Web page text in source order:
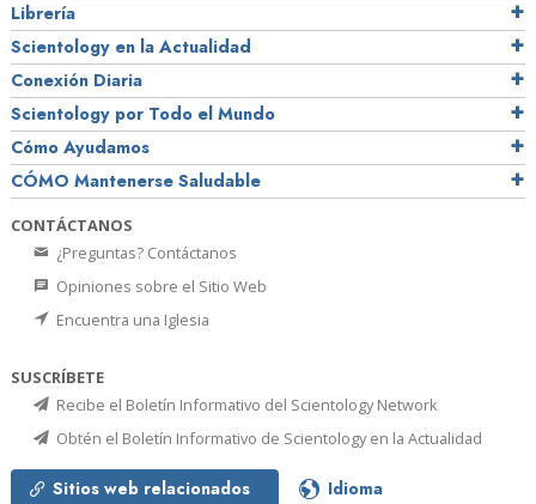
Librería
Scientology en la Actualidad
Conexión Diaria
Scientology por Todo el Mundo
Cómo Ayudamos
CÓMO Mantenerse Saludable
CONTÁCTANOS
¿Preguntas? Contáctanos
Opiniones sobre el Sitio Web
Encuentra una Iglesia
SUSCRÍBETE
Recibe el Boletín Informativo del Scientology Network
Obtén el Boletín Informativo de Scientology en la Actualidad
Sitios web relacionados Idioma